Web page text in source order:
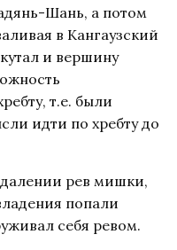
Шань, а потом
в Кангаузский
и вершину
т.е. были
идти по хребту до
рев мишки,
попали
себя ревом.